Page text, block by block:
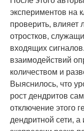
экспериментов на
проверить, влияет
отростков,
входящих
взаимодействий
количеством и
Выяснилось, что
рост дендритов
отключение этого
дендритной сети,